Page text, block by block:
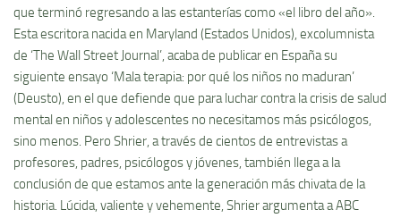
que terminó regresando a las estanterías como «el libro del año».
Esta escritora nacida en Maryland (Estados Unidos), excolumnista
de ‘The Wall Street Journal’, acaba de publicar en España su
siguiente ensayo ‘Mala terapia: por qué los niños no maduran’
(Deusto), en el que defiende que para luchar contra la crisis de salud
mental en niños y adolescentes no necesitamos más psicólogos,
sino menos. Pero Shrier, a través de cientos de entrevistas a
profesores, padres, psicólogos y jóvenes, también llega a la
conclusión de que estamos ante la generación más chivata de la
historia. Lúcida, valiente y vehemente, Shrier argumenta a ABC